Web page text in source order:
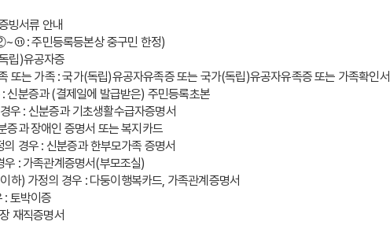
빙서류 안내
: 주민등록등본상 중구민 한정)
독립)유공자증
유족 또는 가족 : 국가(독립)유공자유족증 또는 국가(독립)유공자유족증 또는 가족확인서
: 신분증과 (결제일에 발급받은) 주민등록초본
우 : 신분증과 기초생활수급자증명서
분증과 장애인 증명서 또는 복지카드
의 경우 : 신분증과 한부모가족 증명서
우 : 가족관계증명서(부모조실)
이하) 가정의 경우 : 다둥이행복카드, 가족관계증명서
: 토박이증
장 재직증명서